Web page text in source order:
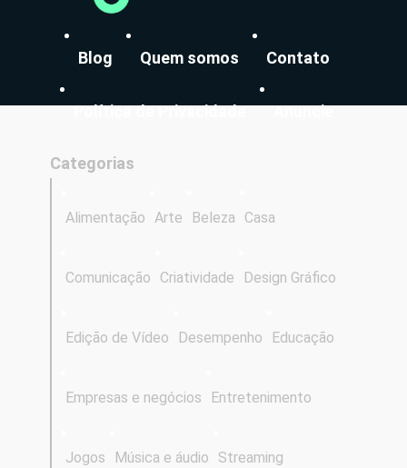
Blog Quem somos Contato
Política de Privacidade Anuncie
Categorias
Alimentação Arte Beleza Casa
Comunicação Criatividade Design Gráfico
Edição de Vídeo Desempenho Educação
Empresas e negócios Entretenimento
Jogos Música e áudio Streaming